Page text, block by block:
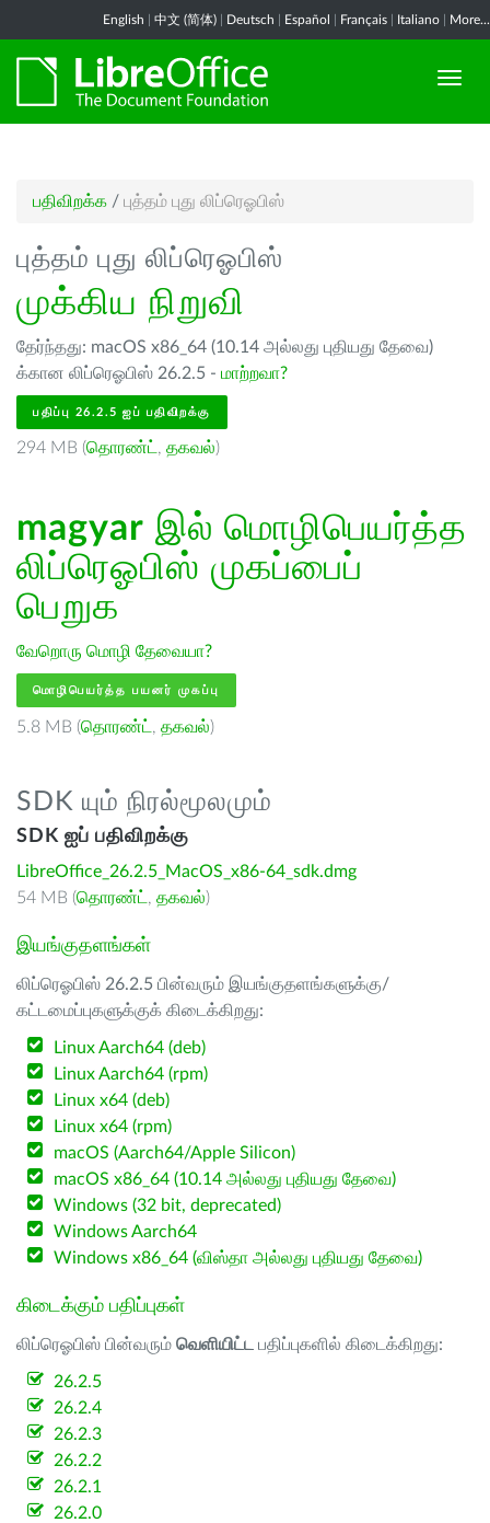
English 中文 (简体) Deutsch Español Français Italiano More...
பதிவிறக்க / புத்தம் புது லிப்ரெஓபிஸ்
புத்தம் புது லிப்ரெஓபிஸ்
முக்கிய நிறுவி
தேர்ந்தது: macOS x86_64 (10.14 அல்லது புதியது தேவை)
க்கான லிப்ரெஓபிஸ் 26.2.5 - மாற்றவா?
பதிப்பு 26.2.5 ஐப் பதிவிறக்கு
294 MB (தொரண்ட் , தகவல்)
magyar இல் மொழிபெயர்த்த
லிப்ரெஓபிஸ் முகப்பைப்
பெறுக
வேறொரு மொழி தேவையா?
மொழிபெயர்த்த பயனர் முகப்பு
5.8 MB (தொரண்ட் , தகவல்)
SDK யும் நிரல்மூலமும்
SDK ஐப் பதிவிறக்கு
LibreOffice_26.2.5_MacOS_x86-64_sdk.dmg
54 MB (தொரண்ட் , தகவல்)
இயங்குதளங்கள்
லிப்ரெஓபிஸ் 26.2.5 பின்வரும் இயங்குதளங்களுக்கு/
கட்டமைப்புகளுக்குக் கிடைக்கிறது:
Linux Aarch64 (deb)
Linux Aarch64 (rpm)
Linux x64 (deb)
Linux x64 (rpm)
macOS (Aarch64/Apple Silicon)
macOS x86_64 (10.14 அல்லது புதியது தேவை)
Windows (32 bit, deprecated)
Windows Aarch64
Windows x86_64 (விஸ்தா அல்லது புதியது தேவை)
கிடைக்கும் பதிப்புகள்
லிப்ரெஓபிஸ் பின்வரும் வெளியிட்ட பதிப்புகளில் கிடைக்கிறது:
26.2.5
26.2.4
26.2.3
26.2.2
26.2.1
26.2.0